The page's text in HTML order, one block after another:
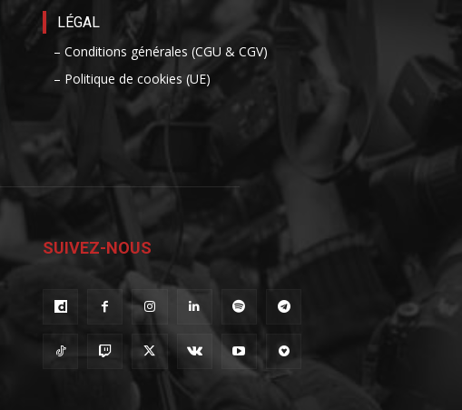
LÉGAL
– Conditions générales (CGU & CGV)
– Politique de cookies (UE)
SUIVEZ-NOUS